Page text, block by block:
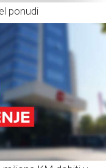
ponudi